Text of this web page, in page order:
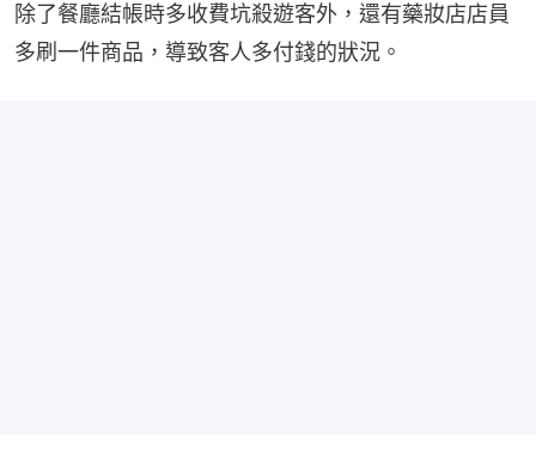
除了餐廳結帳時多收費坑殺遊客外，還有藥妝店店員
多刷一件商品，導致客人多付錢的狀況。